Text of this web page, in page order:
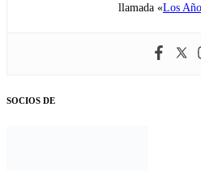
llamada «Los
SOCIOS DE